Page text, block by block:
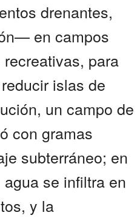
drenantes,
en campos
para
islas de
un campo de
con gramas
subterráneo; en
se infiltra en
y la